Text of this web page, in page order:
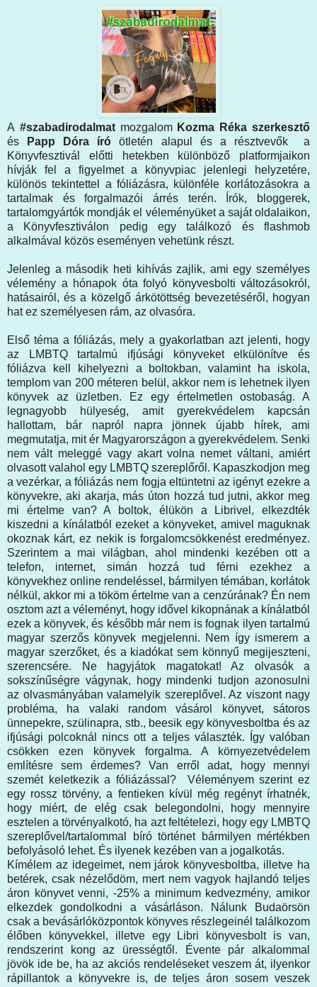
A #szabadirodalmatmozgalom Kozma Réka szerkesztő
és Papp Dóra író ötletén alapul és a résztvevők a
Könyvfesztivál előtti hetekben különböző platformjaikon
hívják fel a figyelmet a könyvpiac jelenlegi helyzetére,
különös tekintettel a fóliázásra, különféle korlátozásokra a
tartalmak és forgalmazói árrés terén. Írók, bloggerek,
tartalomgyártók mondják el véleményüket a saját oldalaikon,
a Könyvfesztiválon pedig egy találkozó és flashmob
alkalmával közös eseményen vehetünk részt.
Jelenleg a második heti kihívás zajlik, ami egy személyes
vélemény a hónapok óta folyó könyvesbolti változásokról,
hatásairól, és a közelgő árkötöttség bevezetéséről, hogyan
hat ez személyesen rám, az olvasóra.
Első téma a fóliázás, mely a gyakorlatban azt jelenti, hogy
az LMBTQ tartalmú ifjúsági könyveket elkülönítve és
fóliázva kell kihelyezni a boltokban, valamint ha iskola,
templom van 200 méteren belül, akkor nem is lehetnek ilyen
könyvek az üzletben. Ez egy értelmetlen ostobaság. A
legnagyobb hülyeség, amit gyerekvédelem kapcsán
hallottam, bár napról napra jönnek újabb hírek, ami
megmutatja, mit ér Magyarországon a gyerekvédelem. Senki
nem vált meleggé vagy akart volna nemet váltani, amiért
olvasott valahol egy LMBTQ szereplőről. Kapaszkodjon meg
a vezérkar, a fóliázás nem fogja eltüntetni az igényt ezekre a
könyvekre, aki akarja, más úton hozzá tud jutni, akkor meg
mi értelme van? A boltok, élükön a Librivel, elkezdték
kiszedni a kínálatból ezeket a könyveket, amivel maguknak
okoznak kárt, ez nekik is forgalomcsökkenést eredményez.
Szerintem a mai világban, ahol mindenki kezében ott a
telefon, internet, simán hozzá tud férni ezekhez a
könyvekhez online rendeléssel, bármilyen témában, korlátok
nélkül, akkor mi a tököm értelme van a cenzúrának? Én nem
osztom azt a véleményt, hogy idővel kikopnának a kínálatból
ezek a könyvek, és később már nem is fognak ilyen tartalmú
magyar szerzős könyvek megjelenni. Nem így ismerem a
magyar szerzőket, és a kiadókat sem könnyű megijeszteni,
szerencsére. Ne hagyjátok magatokat! Az olvasók a
sokszínűségre vágynak, hogy mindenki tudjon azonosulni
az olvasmányában valamelyik szereplővel. Az viszont nagy
probléma, ha valaki random vásárol könyvet, sátoros
ünnepekre, szülinapra, stb., beesik egy könyvesboltba és az
ifjúsági polcoknál nincs ott a teljes választék. Így valóban
csökken ezen könyvek forgalma. A környezetvédelem
említésre sem érdemes? Van erről adat, hogy mennyi
szemét keletkezik a fóliázással? Véleményem szerint ez
egy rossz törvény, a fentieken kívül még regényt írhatnék,
hogy miért, de elég csak belegondolni, hogy mennyire
esztelen a törvényalkotó, ha azt feltételezi, hogy egy LMBTQ
szereplővel/tartalommal bíró történet bármilyen mértékben
befolyásoló lehet. És ilyenek kezében van a jogalkotás.
Kímélem az idegeimet, nem járok könyvesboltba, illetve ha
betérek, csak nézelődöm, mert nem vagyok hajlandó teljes
áron könyvet venni, -25% a minimum kedvezmény, amikor
elkezdek gondolkodni a vásárláson. Nálunk Budaörsön
csak a bevásárlóközpontok könyves részlegeinél találkozom
élőben könyvekkel, illetve egy Libri könyvesbolt is van,
rendszerint kong az ürességtől. Évente pár alkalommal
jövök ide be, ha az akciós rendeléseket veszem át, ilyenkor
rápillantok a könyvekre is, de teljes áron sosem veszek